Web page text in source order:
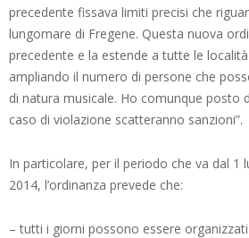
precedente fissava limiti precisi che
lungomare di Fregene. Questa nuova
precedente e la estende a tutte le
ampliando il numero di persone che
di natura musicale. Ho comunque posto
caso di violazione scatteranno sanzioni”.
In particolare, per il periodo che va dal 1
2014, l’ordinanza prevede che:
– tutti i giorni possono essere